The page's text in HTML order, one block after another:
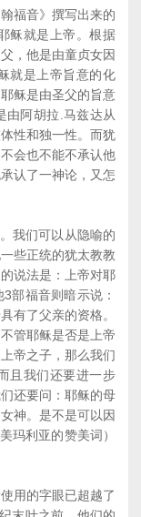
福音》撰写出来的
稣就是上帝。根据
，他是由童贞女因
就是上帝旨意的化
稣是由圣父的旨意
由阿胡拉.马兹达从
性和独一性。而犹
会也不能不承认他
认了一神论，又怎
我们可以从隐喻的
些正统的犹太教教
说法是：上帝对耶
部福音则暗示说：
有了父亲的资格。
管耶稣是否是上帝
帝之子，那么我们
且我们还要进一步
还要问：耶稣的母
神。是不是可以因
玛利亚的赞美词）
用的字眼已超越了